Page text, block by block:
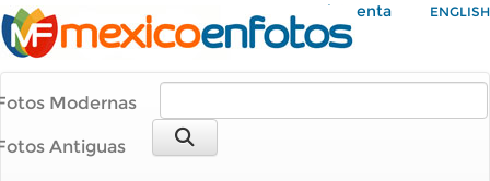
Mi Cuenta ENGLISH
Modernas
Antiguas